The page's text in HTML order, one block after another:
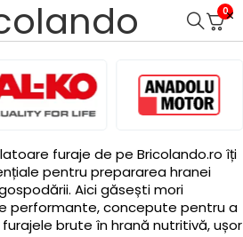
0
furaje de pe Bricolando.ro îți
pentru prepararea hranei
Aici găsești mori
performante, concepute pentru a
brute în hrană nutritivă, ușor